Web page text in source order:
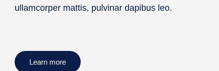
ullamcorper mattis, pulvinar dapibus leo.
Learn more